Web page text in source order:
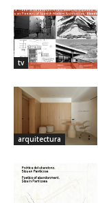
tv
arquitectura